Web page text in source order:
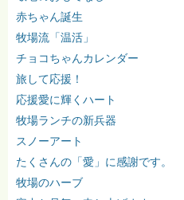
赤ちゃん誕生
牧場流「温活」
チョコちゃんカレンダー
旅して応援！
応援愛に輝くハート
牧場ランチの新兵器
スノーアート
たくさんの「愛」に感謝です。
牧場のハーブ